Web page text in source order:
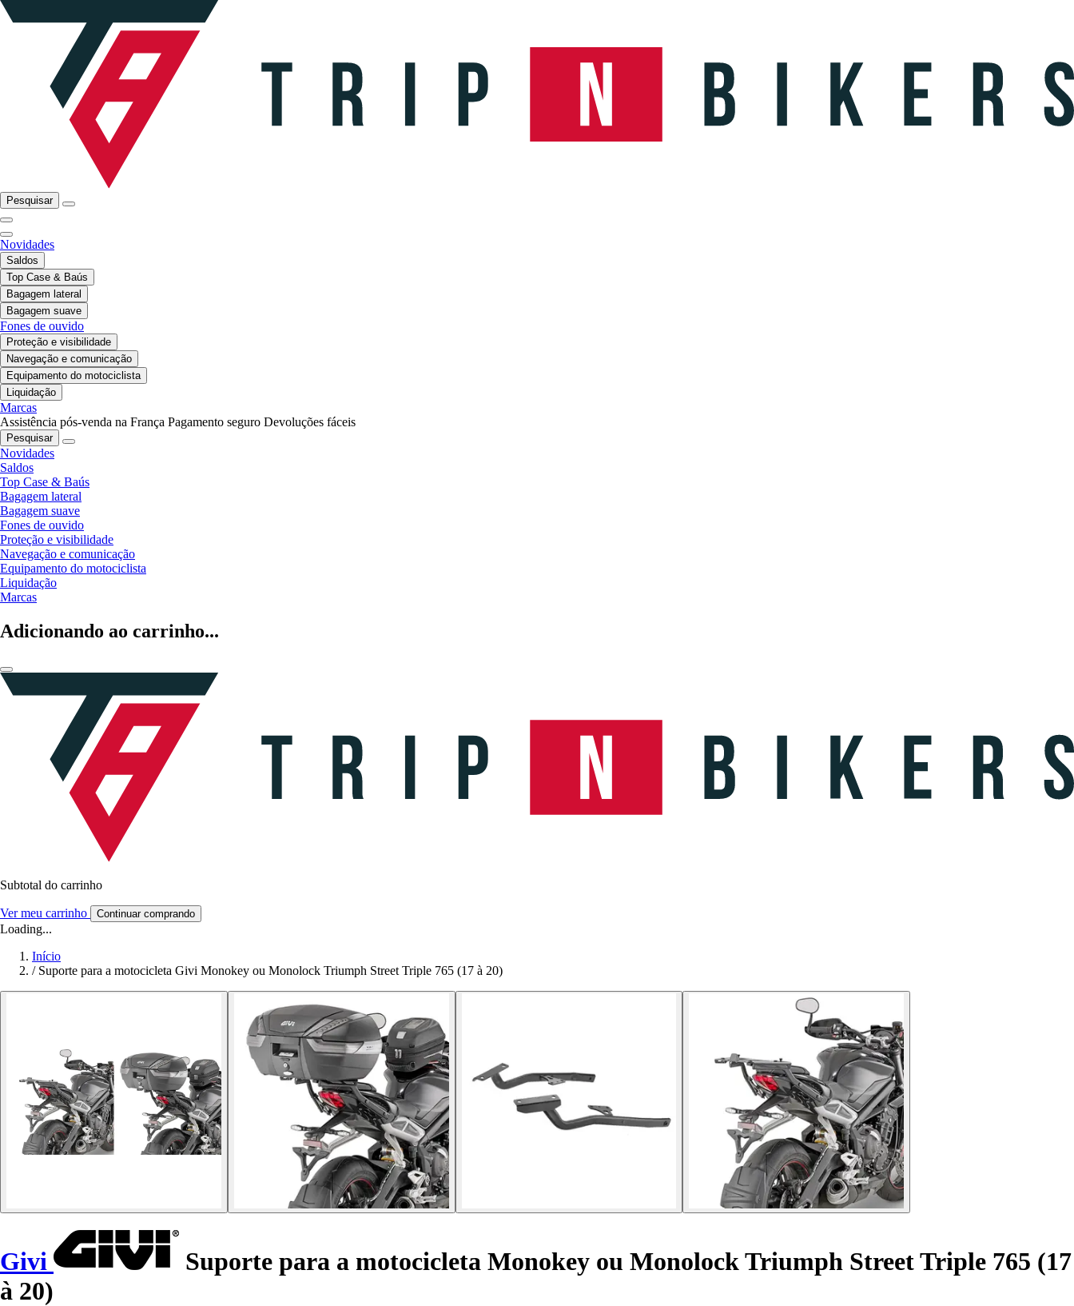
Pesquisar
Novidades
Saldos
Top Case & Baús
Bagagem lateral
Bagagem suave
Fones de ouvido
Proteção e visibilidade
Navegação e comunicação
Equipamento do motociclista
Liquidação
Marcas
Assistência pós-venda na França Pagamento seguro Devoluções fáceis
Pesquisar
Novidades
Saldos
Top Case & Baús
Bagagem lateral
Bagagem suave
Fones de ouvido
Proteção e visibilidade
Navegação e comunicação
Equipamento do motociclista
Liquidação
Marcas
Adicionando ao carrinho...
Subtotal do carrinho
Ver meu carrinho Continuar comprando
Loading...
Início
/ Suporte para a motocicleta Givi Monokey ou Monolock Triumph Street Triple 765 (17 à 20)
Givi
Suporte para a motocicleta Monokey ou Monolock Triumph Street Triple 765 (17
à 20)